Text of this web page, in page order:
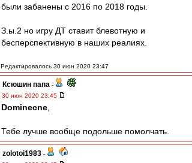
были забанены с 2016 по 2018 годы.
З.ы.2 но игру ДТ ставит блевотную и
бесперспективную в наших реалиях.
Редактировалось 30 июн 2020 23:47
Ксюшин папа -
30 июн 2020 23:45
Dominecne
Тебе лучше вообще подольше помолчать.
zolotoi1983 -